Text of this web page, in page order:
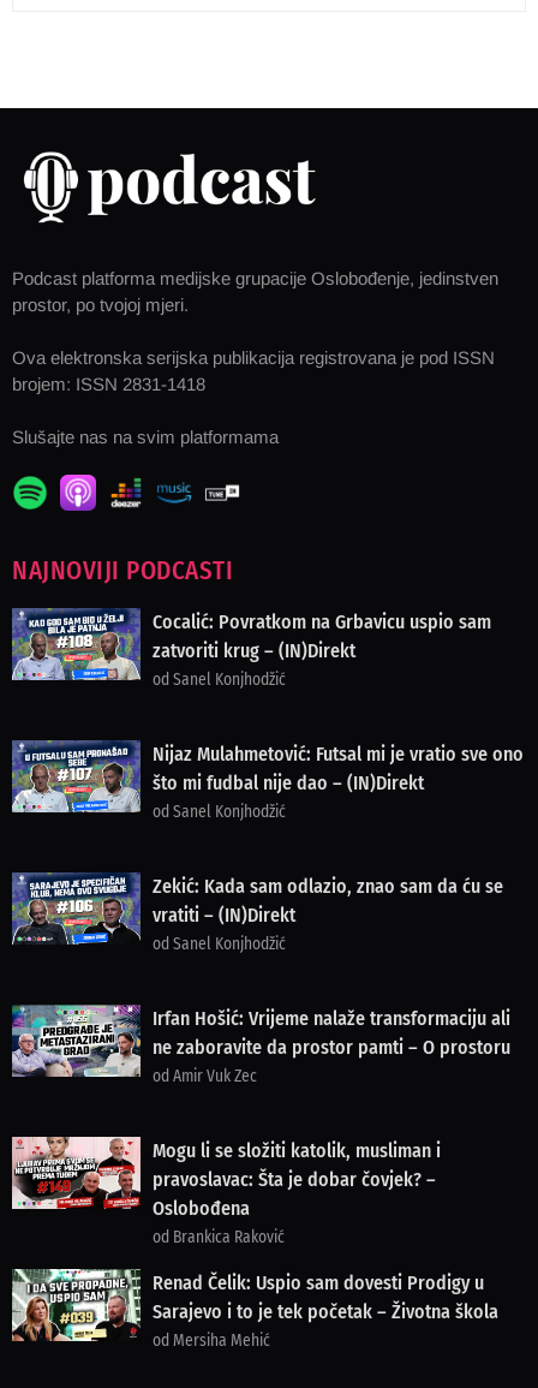
Podcast platforma medijske grupacije Oslobođenje, jedinstven
prostor, po tvojoj mjeri.
Ova elektronska serijska publikacija registrovana je pod ISSN
brojem: ISSN 2831-1418
Slušajte nas na svim platformama
NAJNOVIJI PODCASTI
Cocalić: Povratkom na Grbavicu uspio sam
zatvoriti krug – (IN)Direkt
od Sanel Konjhodžić
Nijaz Mulahmetović: Futsal mi je vratio sve ono
što mi fudbal nije dao – (IN)Direkt
od Sanel Konjhodžić
Zekić: Kada sam odlazio, znao sam da ću se
vratiti – (IN)Direkt
od Sanel Konjhodžić
Irfan Hošić: Vrijeme nalaže transformaciju ali
ne zaboravite da prostor pamti – O prostoru
od Amir Vuk Zec
Mogu li se složiti katolik, musliman i
pravoslavac: Šta je dobar čovjek? –
Oslobođena
od Brankica Raković
Renad Čelik: Uspio sam dovesti Prodigy u
Sarajevo i to je tek početak – Životna škola
od Mersiha Mehić